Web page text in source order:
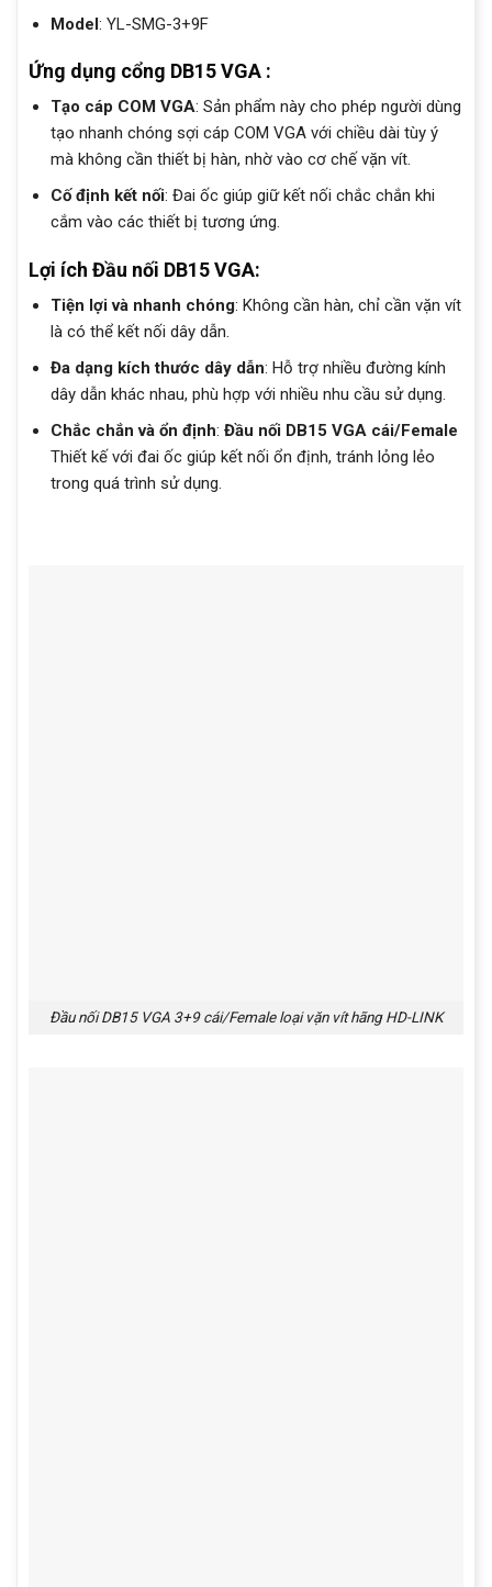
Model: YL-SMG-3+9F
Ứng dụng cổng DB15 VGA :
Tạo cáp COM VGA: Sản phẩm này cho phép người dùng
tạo nhanh chóng sợi cáp COM VGA với chiều dài tùy ý
mà không cần thiết bị hàn, nhờ vào cơ chế vặn vít.
Cố định kết nối: Đai ốc giúp giữ kết nối chắc chắn khi
cắm vào các thiết bị tương ứng.
Lợi ích Đầu nối DB15 VGA:
Tiện lợi và nhanh chóng: Không cần hàn, chỉ cần vặn vít
là có thể kết nối dây dẫn.
Đa dạng kích thước dây dẫn: Hỗ trợ nhiều đường kính
dây dẫn khác nhau, phù hợp với nhiều nhu cầu sử dụng.
Chắc chắn và ổn định: Đầu nối DB15 VGA cái/Female
Thiết kế với đai ốc giúp kết nối ổn định, tránh lỏng lẻo
trong quá trình sử dụng.
Đầu nối DB15 VGA 3+9 cái/Female loại vặn vít hãng HD-LINK